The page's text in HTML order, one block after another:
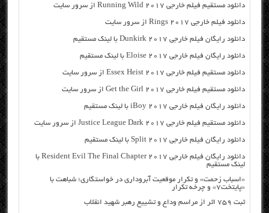
دانلود مستقیم فیلم خارجی Running Wild 2017 از سرور سایت
دانلود فیلم خارجی Rings 2017 از سرور سایت
دانلود رایگان فیلم خارجی Dunkirk 2017 با لینک مستقیم
دانلود رایگان فیلم خارجی Eloise 2017 با لینک مستقیم
دانلود مستقیم فیلم خارجی Essex Heist 2017 از سرور سایت
دانلود مستقیم فیلم خارجی Get the Girl 2017 از سرور سایت
دانلود رایگان فیلم خارجی iBoy 2017 با لینک مستقیم
دانلود مستقیم فیلم خارجی Justice League Dark 2017 از سرور سایت
دانلود رایگان فیلم خارجی Split 2017 با لینک مستقیم
دانلود رایگان فیلم خارجی Resident Evil The Final Chapter 2017 با
لینک مستقیم
«اسباب زحمت» و تکرار موقعیت آبروداری در خواستگاری؛ شباهت با
«پایتخت۷» و چرخه تکرار
ثبت ۷۵۹ اثر از مراسم وداع و تشییع رهبر شهید انقلاب